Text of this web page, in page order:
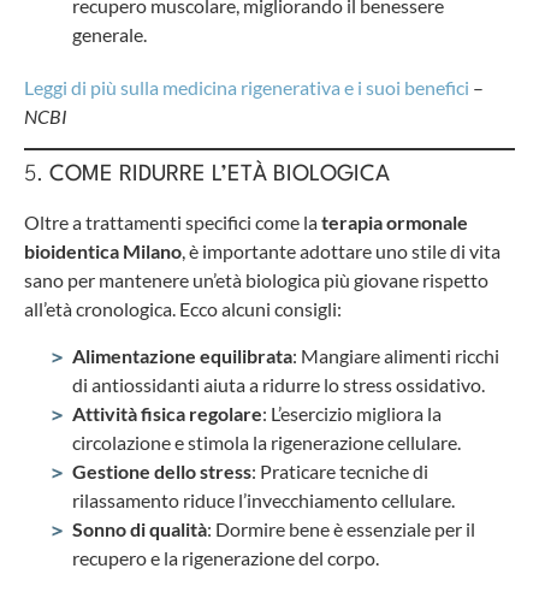
recupero muscolare, migliorando il benessere
generale.
Leggi di più sulla medicina rigenerativa e i suoi benefici –
NCBI
5. COME RIDURRE L’ETÀ BIOLOGICA
Oltre a trattamenti specifici come laterapia ormonale
bioidentica Milano, è importante adottare uno stile di vita
sano per mantenere un’età biologica più giovane rispetto
all’età cronologica. Ecco alcuni consigli:
Alimentazione equilibrata: Mangiare alimenti ricchi
di antiossidanti aiuta a ridurre lo stress ossidativo.
Attività fisica regolare: L’esercizio migliora la
circolazione e stimola la rigenerazione cellulare.
Gestione dello stress: Praticare tecniche di
rilassamento riduce l’invecchiamento cellulare.
Sonno di qualità: Dormire bene è essenziale per il
recupero e la rigenerazione del corpo.